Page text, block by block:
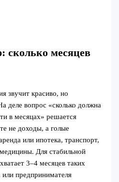
сколько месяцев
звучит красиво, но
деле вопрос «сколько должна
в месяцах» решается
не доходы, а голые
или ипотека, транспорт,
Для стабильной
3–4 месяцев таких
предпринимателя